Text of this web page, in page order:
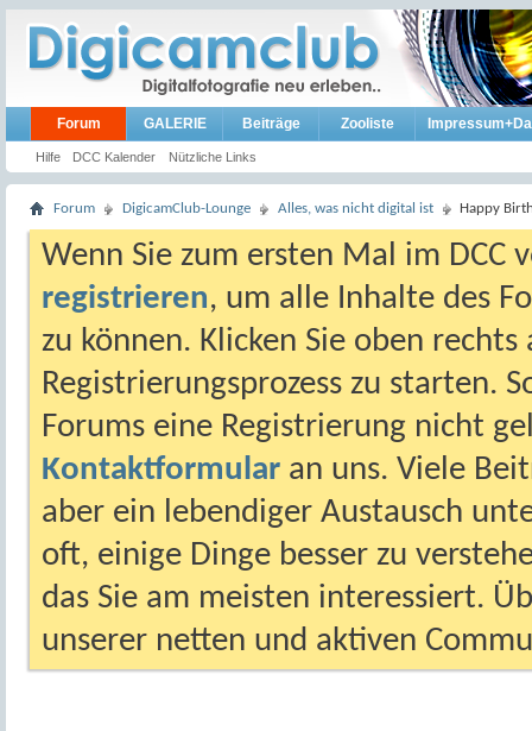
Forum
Hilfe DCC Kalender Nützliche Links
GALERIE Beiträge Zooliste
Forum DigicamClub-Lounge Alles, was nicht digital ist Happy
Wenn Sie zum ersten Mal im DCC
registrieren, um alle Inhalte des
zu können. Klicken Sie oben
Registrierungsprozess zu starten.
Forums eine Registrierung nicht
Kontaktformular an uns. Viele
aber ein lebendiger Austausch
oft, einige Dinge besser zu
das Sie am meisten interessiert.
unserer netten und aktiven